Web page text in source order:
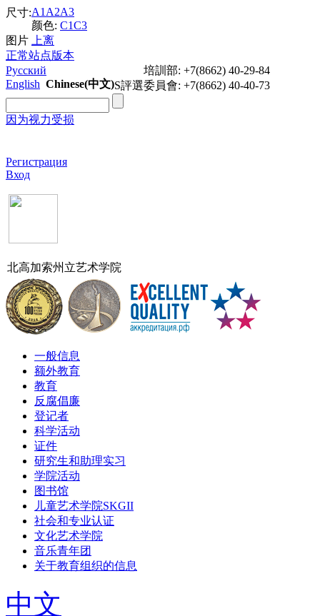
尺寸:A1 A2A3
颜色: C1C3
图片
上离
正常站点版本
Русский
English Chinese(中文)
培訓部: +7(8662) 40-29-84
S評選委員會: +7(8662) 40-40-73
因为视力受损
Регистрация
Вход
北高加索州立艺术学院
一般信息
额外教育
教育
反腐倡廉
登记者
科学活动
证件
研究生和助理实习
学院活动
图书馆
儿童艺术学院SKGII
社会和专业认证
文化艺术学院
音乐青年团
关于教育组织的信息
中文